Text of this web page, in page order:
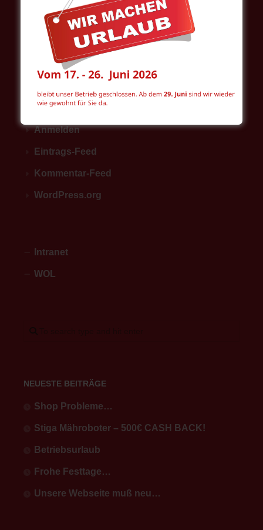
HERSTELLER
META
Anmelden
Eintrags-Feed
Kommentar-Feed
WordPress.org
Intranet
WOL
NEUESTE BEITRÄGE
Shop Probleme…
Stiga Mähroboter – 500€ CASH BACK!
Betriebsurlaub
Frohe Festtage…
Unsere Webseite muß neu…